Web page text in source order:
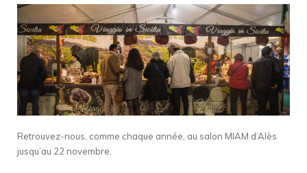
Salon
MIAM
d’Alès
Retrouvez-nous, comme chaque année, au salon MIAM d’Alès
jusqu’au 22 novembre.